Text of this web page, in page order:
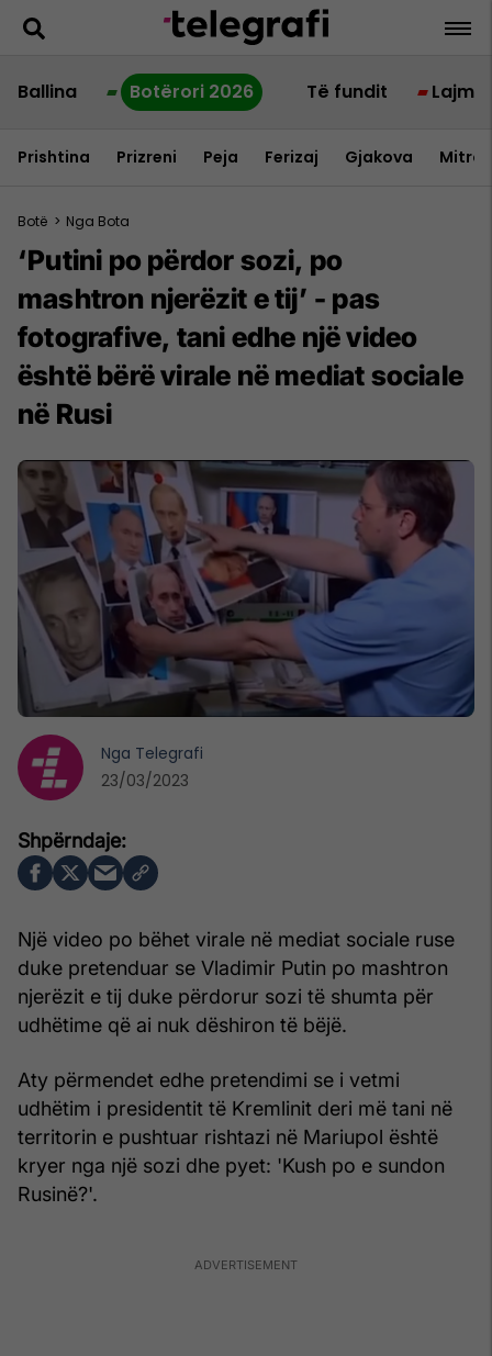
Ballina Botërori 2026 Të fundit Lajme
Prishtina Prizreni Peja Ferizaj Gjakova
Botë > Nga Bota
‘Putini po përdor sozi, po
mashtron njerëzit e tij’ - pas
fotografive, tani edhe një video
është bërë virale në mediat sociale
në Rusi
Një video po bëhet virale në mediat sociale ruse
duke pretenduar se Vladimir Putin po mashtron
njerëzit e tij duke përdorur sozi të shumta për
udhëtime që ai nuk dëshiron të bëjë.
Aty përmendet edhe pretendimi se i vetmi
udhëtim i presidentit të Kremlinit deri më tani në
territorin e pushtuar rishtazi në Mariupol është
kryer nga një sozi dhe pyet: 'Kush po e sundon
Rusinë?'.
Nga Telegrafi
23/03/2023